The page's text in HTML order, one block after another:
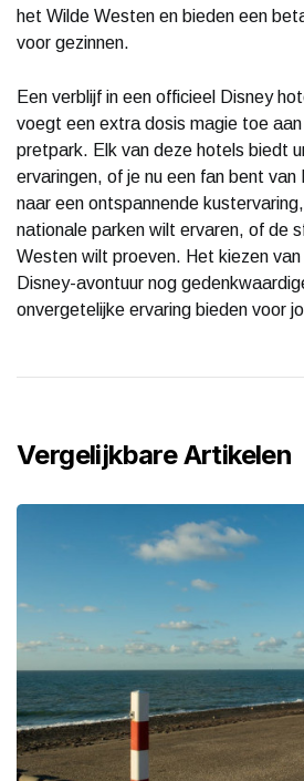
het Wilde Westen en bieden een
voor gezinnen.
Een verblijf in een officieel Disney
voegt een extra dosis magie toe
pretpark. Elk van deze hotels biedt
ervaringen, of je nu een fan bent
naar een ontspannende
nationale parken wilt ervaren, of de
Westen wilt proeven. Het kiezen
Disney-avontuur nog
onvergetelijke ervaring bieden voor
Vergelijkbare Artikelen